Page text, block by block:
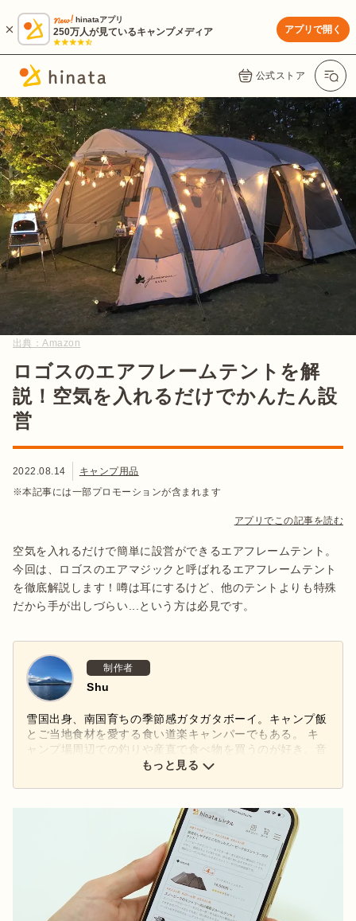
hinataアプリ
250万人が見ているキャンプメディア アプリで開く
公式ストア
出典：Amazon
ロゴスのエアフレームテントを解
説！空気を入れるだけでかんたん設
営
2022.08.14
キャンプ用品
※本記事には一部プロモーションが含まれます
アプリでこの記事を読む
空気を入れるだけで簡単に設営ができるエアフレームテント。
今回は、ロゴスのエアマジックと呼ばれるエアフレームテント
を徹底解説します！噂は耳にするけど、他のテントよりも特殊
だから手が出しづらい...という方は必見です。
制作者
Shu
雪国出身、南国育ちの季節感ガタガタボーイ。キャンプ飯
とご当地食材を愛する食い道楽キャンパーでもある。 キ
ャンプ場周辺での釣りや産直で食べ物を買うのが好き。音
楽も大好きで、ドライブやキャンプ場でのBGM奉行も兼
イターとしては、テック系メディアでのライティングを経
てhinataに漂着。読みやすさを追求すべく、日々奮闘中。
もっと見る